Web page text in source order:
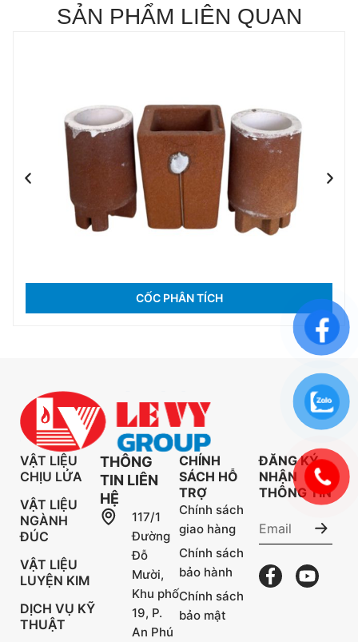
SẢN PHẨM LIÊN QUAN
CỐC PHÂN TÍCH
VẬT LIỆU
CHỊU LỬA
VẬT LIỆU
NGÀNH
ĐÚC
VẬT LIỆU
LUYỆN KIM
DỊCH VỤ KỸ
THUẬT
THÔNG
TIN LIÊN
HỆ
117/1
Đường
Đỗ
Mười,
Khu phố
19, P.
An Phú
CHÍNH
SÁCH HỖ
TRỢ
Chính sách
giao hàng
Chính sách
bảo hành
Chính sách
bảo mật
ĐĂNG KÝ
NHẬN
THÔNG TIN